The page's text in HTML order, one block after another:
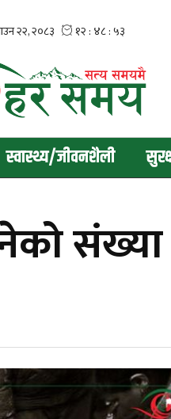
स्वास्थ्य/जीवनशैली